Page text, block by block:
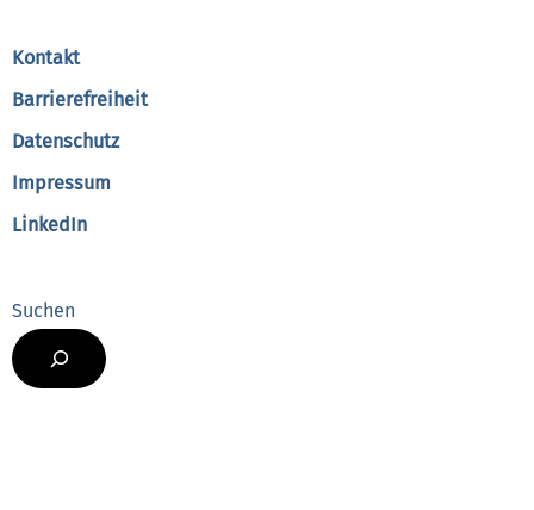
Kontakt
Barrierefreiheit
Datenschutz
Impressum
LinkedIn
Suchen